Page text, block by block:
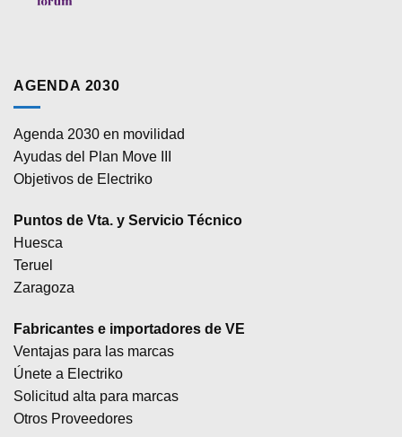
AGENDA 2030
Agenda 2030 en movilidad
Ayudas del Plan Move III
Objetivos de Electriko
Puntos de Vta. y Servicio Técnico
Huesca
Teruel
Zaragoza
Fabricantes e importadores de VE
Ventajas para las marcas
Únete a Electriko
Solicitud alta para marcas
Otros Proveedores